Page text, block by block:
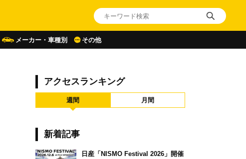
メーカー・車種別 その他
アクセスランキング
週間 月間
新着記事
日産「NISMO Festival 2026」開催